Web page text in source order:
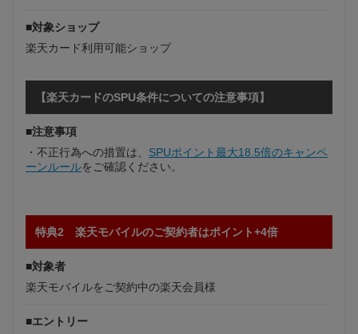
■対象ショップ
楽天カード利用可能ショップ
【楽天カードのSPU条件についての注意事項】
■注意事項
・不正行為への措置は、 SPUポイント最大18.5倍のキャンペ
ーンルールをご確認ください。
特典2 楽天モバイルのご契約者はポイント+4倍
■対象者
楽天モバイルをご契約中の楽天会員様
■エントリー